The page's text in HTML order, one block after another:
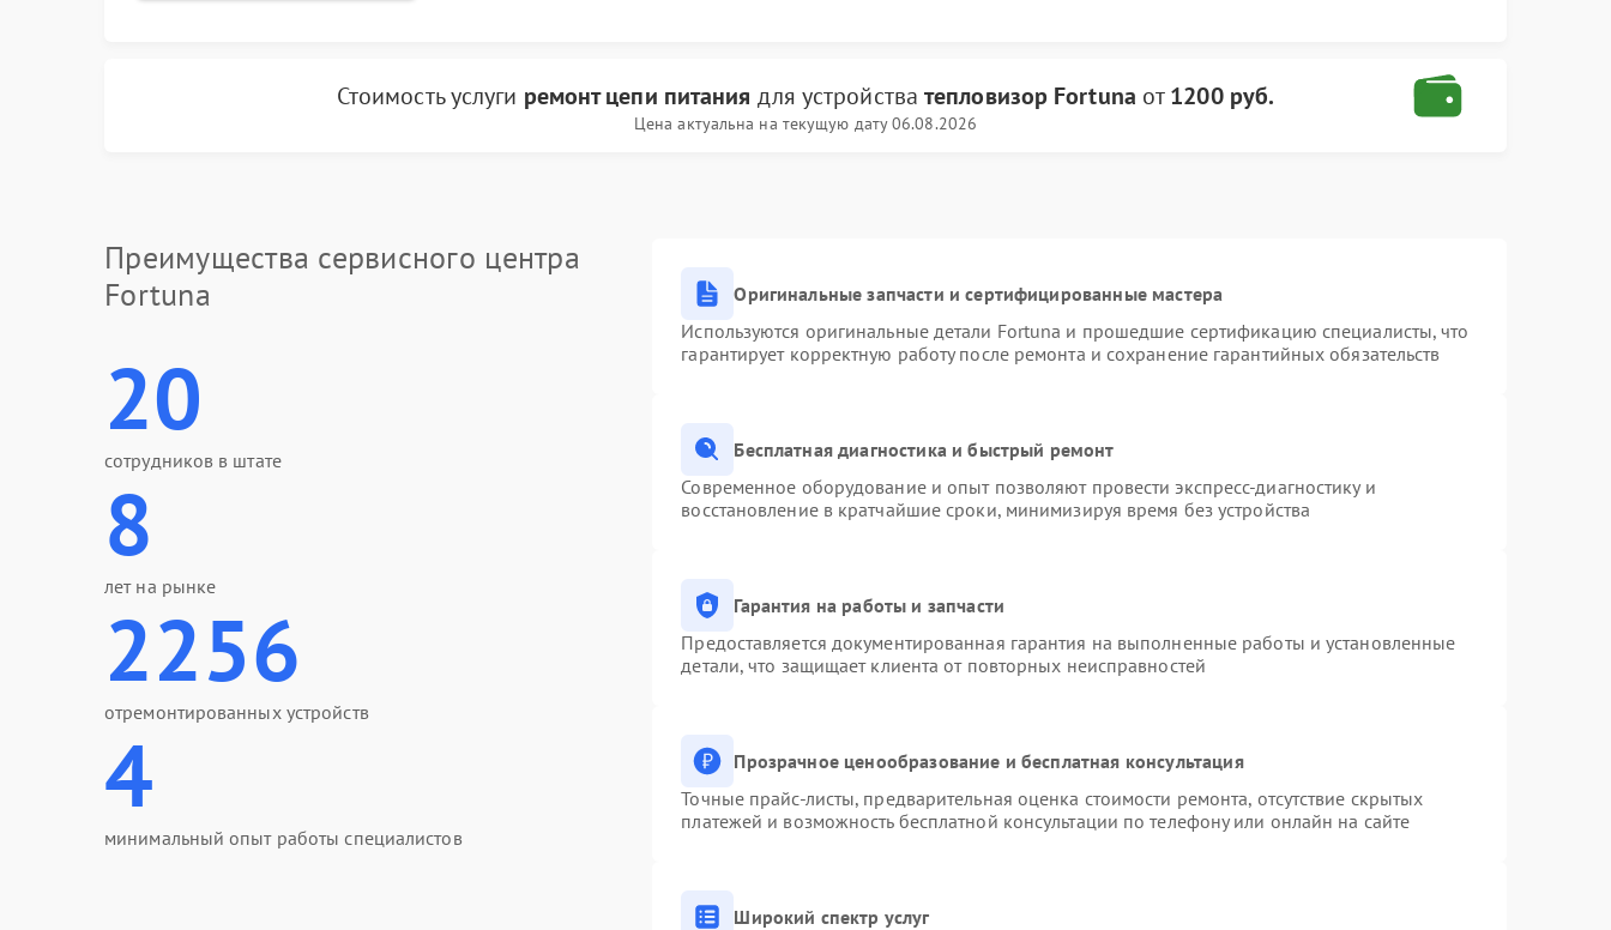
Стоимость услуги ремонт цепи питания для устройстватепловизор Fortuna от1200 руб.
Цена актуальна на текущую дату 06.08.2026
Преимущества сервисного центра
Fortuna
20
сотрудников в штате
8
лет на рынке
2256
отремонтированных устройств
4
минимальный опыт работы специалистов
Оригинальные запчасти и сертифицированные мастера
Используются оригинальные детали Fortuna и прошедшие сертификацию специалисты, что
гарантирует корректную работу после ремонта и сохранение гарантийных обязательств
Бесплатная диагностика и быстрый ремонт
Современное оборудование и опыт позволяют провести экспресс-диагностику и
восстановление в кратчайшие сроки, минимизируя время без устройства
Гарантия на работы и запчасти
Предоставляется документированная гарантия на выполненные работы и установленные
детали, что защищает клиента от повторных неисправностей
Прозрачное ценообразование и бесплатная консультация
Точные прайс-листы, предварительная оценка стоимости ремонта, отсутствие скрытых
платежей и возможность бесплатной консультации по телефону или онлайн на сайте
Широкий спектр услуг